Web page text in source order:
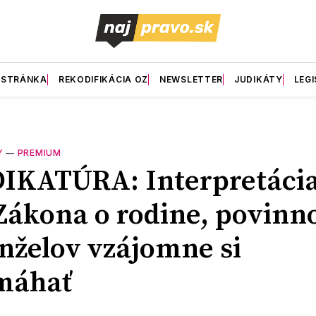
REKODIFIKÁCIA OZ NEWSLETTER JUDIKÁTY
— PREMIUM
o rodine,
vzájomne si